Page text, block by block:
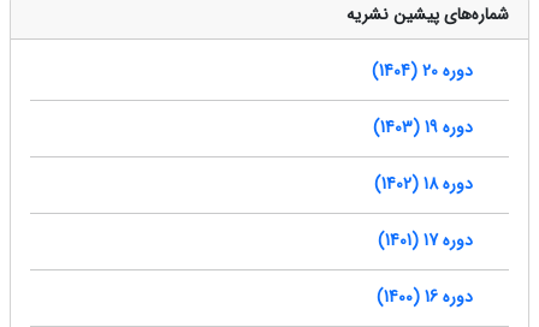
شماره‌های پیشین نشریه
دوره 20 (1404)
دوره 19 (1403)
دوره 18 (1402)
دوره 17 (1401)
دوره 16 (1400)